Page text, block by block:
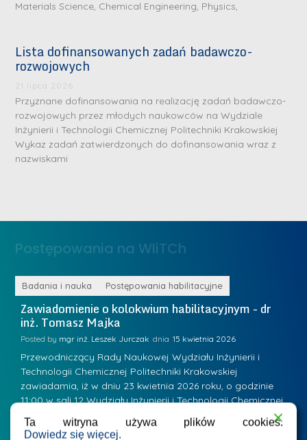
Materials Science, Chemical Engineering, Physics,
Lista dofinansowanych zadań badawczo-
rozwojowych
21 lipca 2026
Przyznane dofinansowania na realizację zadań badawczo-
rozwojowych przez młodych naukowców na Wydziale
Inżynierii i Technologii Chemicznej Politechniki Krakowskiej
Wykaz zadań zatwierdzonych do dofinansowania wraz z
nazwiskami
Postępowania na WIiTCh
Badania i nauka Postępowania habilitacyjne
Zawiadomienie o kolokwium habilitacyjnym - dr
inż. Tomasz Majka
Posted by mgr inż. Leszek Jurczak 15 kwietnia 2026
Przewodniczący Rady Naukowej Wydziału Inżynierii i
Technologii Chemicznej Politechniki Krakowskiej
zawiadamia, iż w dniu 23 kwietnia 2026 roku, o godzinie
11:00 w sali 12 Wydziału Inżynierii i Technologii Chemicznej
(Kraków, ul. Warszawska 24, bud. W-35) odbędzie się
kolokwium habilitacyjne dr inż. Tomasza Majki.
S
r
e
b
r
n
d
a
e
W
a
r
s
z
a
w
s
D
ż
M
r
i
K
u
r
a
s
Ta witryna używa plików cookies.
Dowiedz się więcej.